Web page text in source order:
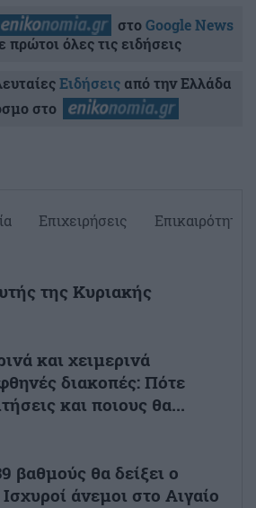
στοGoogle News
πρώτοι όλες τις ειδήσεις
Ειδήσειςαπό την Ελλάδα
στο
Επιχειρήσεις Επικαιρότητα
της Κυριακής
και χειμερινά
διακοπές: Πότε
και ποιους θα...
βαθμούς θα δείξει ο
άνεμοι στο Αιγαίο